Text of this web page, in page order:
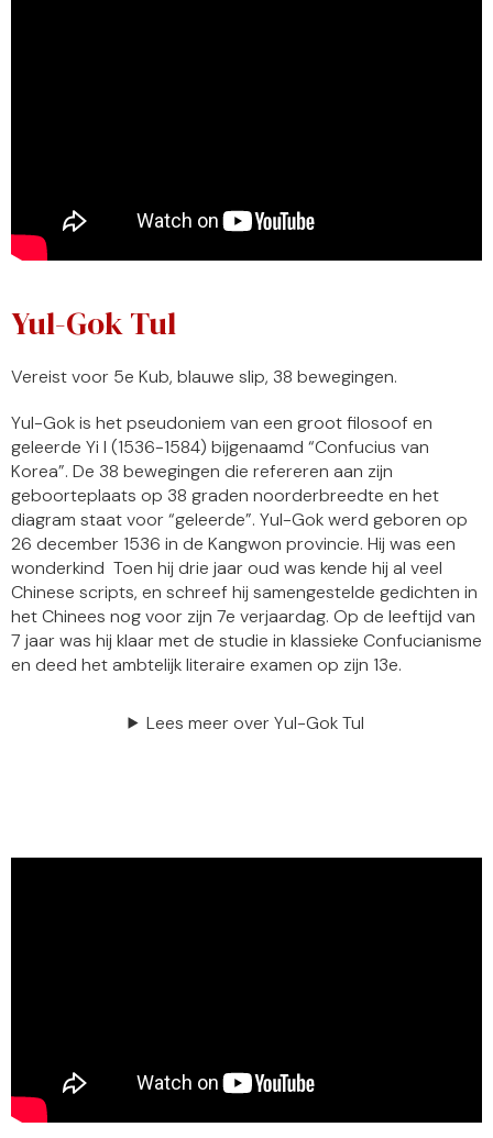
Yul-Gok Tul
Vereist voor 5e Kub, blauwe slip, 38 bewegingen.
Yul-Gok is het pseudoniem van een groot filosoof en
geleerde Yi I (1536-1584) bijgenaamd “Confucius van
Korea”. De 38 bewegingen die refereren aan zijn
geboorteplaats op 38 graden noorderbreedte en het
diagram staat voor “geleerde”. Yul-Gok werd geboren op
26 december 1536 in de Kangwon provincie. Hij was een
wonderkind Toen hij drie jaar oud was kende hij al veel
Chinese scripts, en schreef hij samengestelde gedichten in
het Chinees nog voor zijn 7e verjaardag. Op de leeftijd van
7 jaar was hij klaar met de studie in klassieke Confucianisme
en deed het ambtelijk literaire examen op zijn 13e.
Lees meer over Yul-Gok Tul